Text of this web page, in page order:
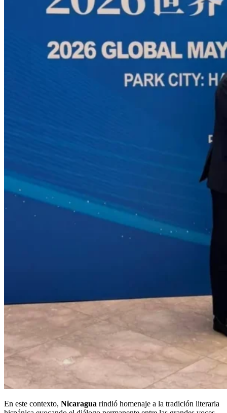
En este contexto, Nicaragua rindió homenaje a la tradición literaria